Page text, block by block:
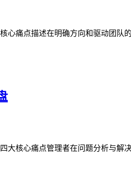
痛点描述在明确方向和驱动团队
核心痛点管理者在问题分析与解